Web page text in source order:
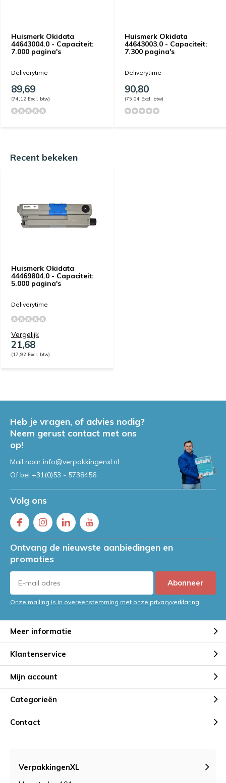
Huismerk Okidata
44643004.0 - Capaciteit:
7.000 pagina's
Deliverytime
89,69
(74,12 Excl. btw)
Huismerk Okidata
44643003.0 - Capaciteit:
7.300 pagina's
Deliverytime
90,80
(75,04 Excl. btw)
Recent bekeken
Huismerk Okidata
44469804.0 - Capaciteit:
5.000 pagina's
Deliverytime
Vergelijk
21,68
(17,92 Excl. btw)
Heb je vragen, of advies nodig?
Neem gerust contact met ons
op!
Mail naar info@verpakkingenxl.nl
Of bel +31(0)53 - 5738456
Volg ons
Ontvang de nieuwste aanbiedingen en
promoties
Abonneer
Onze mailing is in overeenstemming met onze privacyverklaring
Meer informatie
Klantenservice
Mijn account
Categorieën
Contact
VerpakkingenXL